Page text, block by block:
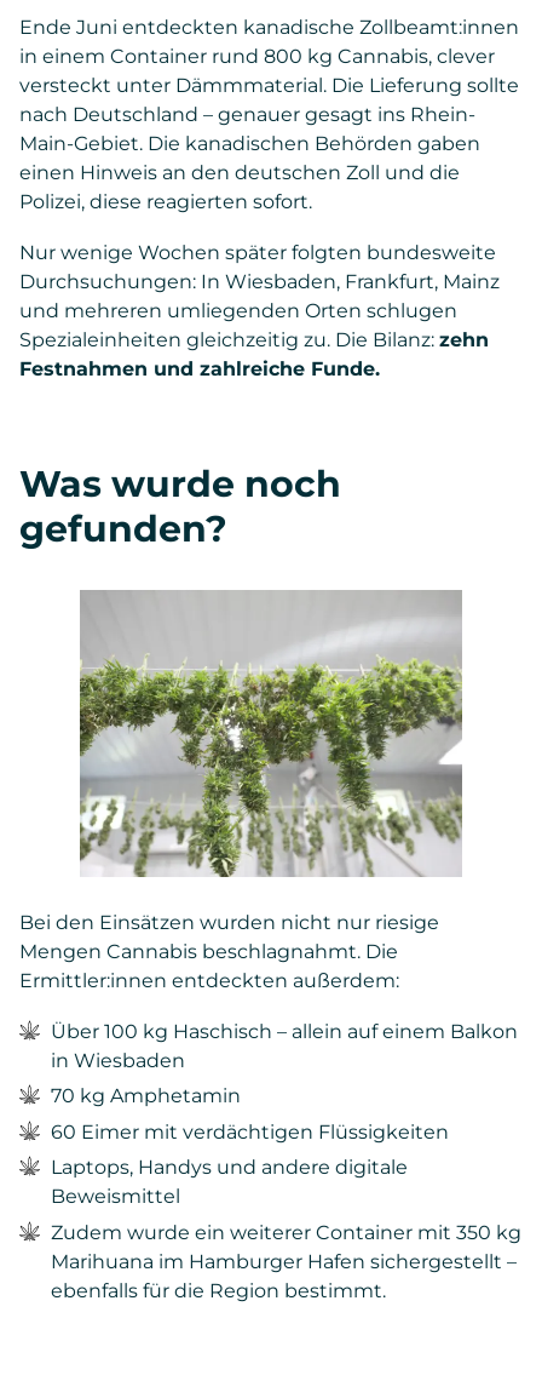
Ende Juni entdeckten kanadische Zollbeamt:innen
in einem Container rund 800 kg Cannabis, clever
versteckt unter Dämmmaterial. Die Lieferung sollte
nach Deutschland – genauer gesagt ins Rhein-
Main-Gebiet. Die kanadischen Behörden gaben
einen Hinweis an den deutschen Zoll und die
Polizei, diese reagierten sofort.
Nur wenige Wochen später folgten bundesweite
Durchsuchungen: In Wiesbaden, Frankfurt, Mainz
und mehreren umliegenden Orten schlugen
Spezialeinheiten gleichzeitig zu. Die Bilanz: zehn
Festnahmen und zahlreiche Funde.
Was wurde noch
gefunden?
Bei den Einsätzen wurden nicht nur riesige
Mengen Cannabis beschlagnahmt. Die
Ermittler:innen entdeckten außerdem:
Über 100 kg Haschisch – allein auf einem Balkon
in Wiesbaden
70 kg Amphetamin
60 Eimer mit verdächtigen Flüssigkeiten
Laptops, Handys und andere digitale
Beweismittel
Zudem wurde ein weiterer Container mit 350 kg
Marihuana im Hamburger Hafen sichergestellt –
ebenfalls für die Region bestimmt.